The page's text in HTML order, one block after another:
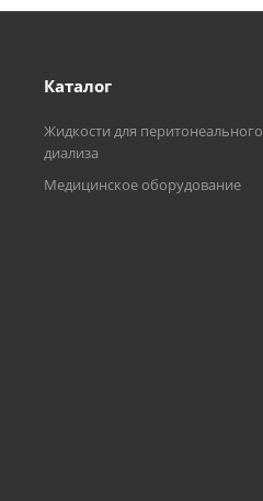
Каталог
Жидкости для перитонеального
диализа
Медицинское оборудование